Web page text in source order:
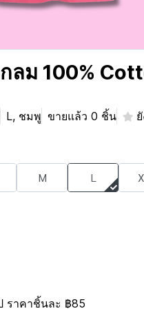
ลม 100%
L, ชมพู ขายแล้ว 0 ชิ้น
M L
ราคาชิ้นละ ฿85